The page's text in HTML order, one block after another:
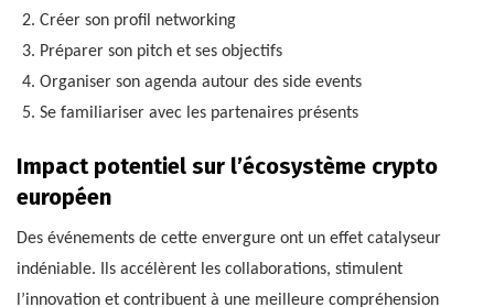
Créer son profil networking
Préparer son pitch et ses objectifs
Organiser son agenda autour des side events
Se familiariser avec les partenaires présents
Impact potentiel sur l’écosystème crypto
européen
Des événements de cette envergure ont un effet catalyseur
indéniable. Ils accélèrent les collaborations, stimulent
l’innovation et contribuent à une meilleure compréhension